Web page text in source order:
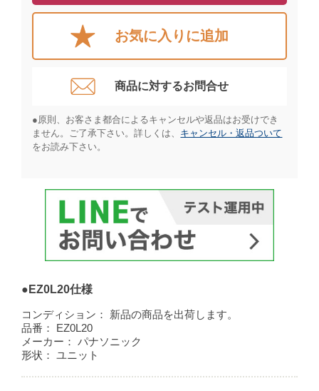
お気に入りに追加
商品に対するお問合せ​
●原則、お客さま都合によるキャンセルや返品はお受けでき
ません。ご了承下さい。詳しくは、 キャンセル・返品ついて
をお読み下さい。​
●EZ0L20仕様
コンディション：
新品の商品を出荷します。
品番：
EZ0L20
メーカー：
パナソニック
形状：
ユニット